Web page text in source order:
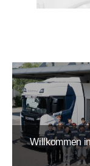
Willkommen